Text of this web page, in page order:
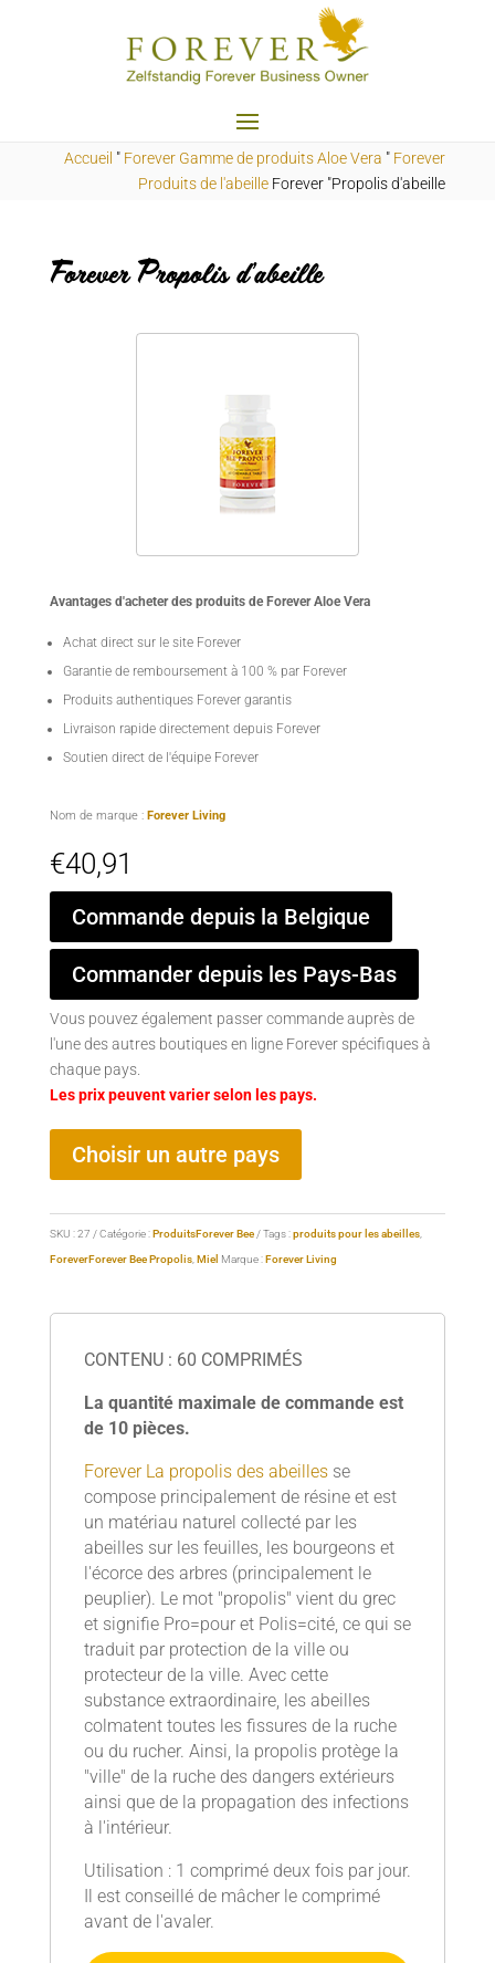
Accueil " Forever Gamme de produits Aloe Vera " Forever
Produits de l'abeille Forever "Propolis d'abeille
Forever Propolis d'abeille
Avantages d'acheter des produits de Forever Aloe Vera
Achat direct sur le site Forever
Garantie de remboursement à 100 % par Forever
Produits authentiques Forever garantis
Livraison rapide directement depuis Forever
Soutien direct de l'équipe Forever
Nom de marque : Forever Living
€40,91
Commande depuis la Belgique
Commander depuis les Pays-Bas
Vous pouvez également passer commande auprès de
l'une des autres boutiques en ligne Forever spécifiques à
chaque pays.
Les prix peuvent varier selon les pays.
Choisir un autre pays
SKU :27 Catégorie :ProduitsForever Bee Tags :produits pour les abeilles,
ForeverForever Bee Propolis, Miel Marque :Forever Living
CONTENU : 60 COMPRIMÉS
La quantité maximale de commande est
de 10 pièces.
Forever La propolis des abeillesse
compose principalement de résine et est
un matériau naturel collecté par les
abeilles sur les feuilles, les bourgeons et
l'écorce des arbres (principalement le
peuplier). Le mot "propolis" vient du grec
et signifie Pro=pour et Polis=cité, ce qui se
traduit par protection de la ville ou
protecteur de la ville. Avec cette
substance extraordinaire, les abeilles
colmatent toutes les fissures de la ruche
ou du rucher. Ainsi, la propolis protège la
"ville" de la ruche des dangers extérieurs
ainsi que de la propagation des infections
à l'intérieur.
Utilisation : 1 comprimé deux fois par jour.
Il est conseillé de mâcher le comprimé
avant de l'avaler.